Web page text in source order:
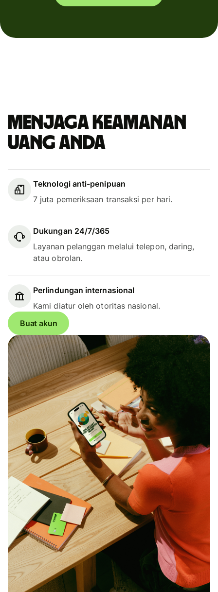
Menjaga keamanan
uang Anda
Teknologi anti-penipuan
7 juta pemeriksaan transaksi per hari.
Dukungan 24/7/365
Layanan pelanggan melalui telepon, daring,
atau obrolan.
Perlindungan internasional
Kami diatur oleh otoritas nasional.
Buat akun